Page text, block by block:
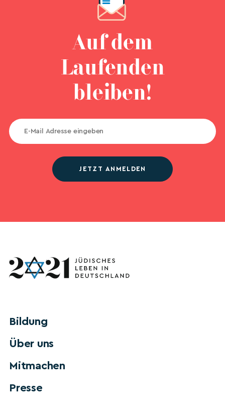
Auf dem
Laufenden
bleiben!
JETZT ANMELDEN
Bildung
Über uns
Mitmachen
Presse